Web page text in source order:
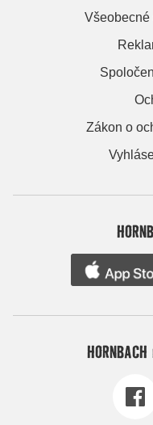
Všeobecné
Zákon o